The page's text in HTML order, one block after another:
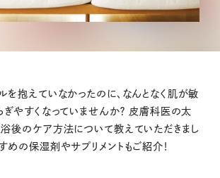
を抱えていなかったのに、なんとなく肌が敏
ぎやすくなっていませんか？ 皮膚科医の太
浴後のケア方法について教えていただきまし
めの保湿剤やサプリメントもご紹介！